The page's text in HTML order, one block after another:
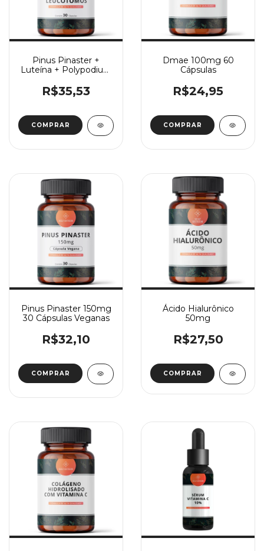
Pinus Pinaster +
Luteína + Polypodium
Cápsulas
R$35,53
Dmae 100mg 60
Cápsulas
R$24,95
Pinus Pinaster 150mg
30 Cápsulas Veganas
R$32,10
Ácido Hialurônico
50mg
R$27,50
COMPRAR